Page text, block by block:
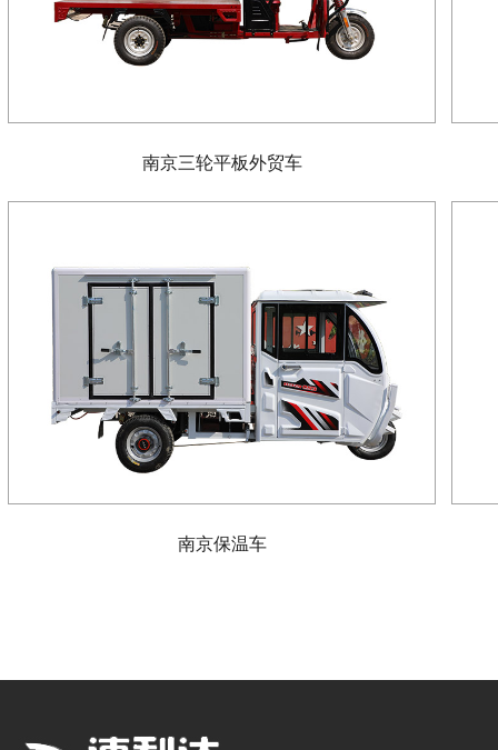
南京三轮平板外贸车
南京保温车